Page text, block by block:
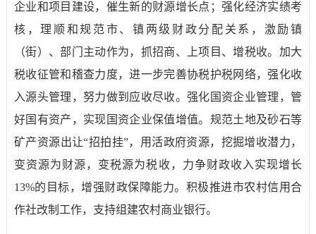
企业和项目建设，催生新的财源增长点；强化经济实绩考
核，理顺和规范市、镇两级财政分配关系，激励镇
（街）、部门主动作为，抓招商、上项目、增税收。加大
税收征管和稽查力度，进一步完善协税护税网络，强化收
入源头管理，努力做到应收尽收。强化国资企业管理，管
好国有资产，实现国资企业保值增值。规范土地及砂石等
矿产资源出让“招拍挂”，用活政府资源，挖掘增收潜力，
变资源为财源，变税源为税收，力争财政收入实现增长
13%的目标，增强财政保障能力。积极推进市农村信用合
作社改制工作，支持组建农村商业银行。